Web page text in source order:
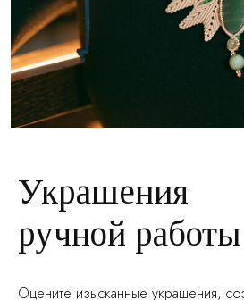
Украшения
ручной работы
Оцените изысканные украшения,